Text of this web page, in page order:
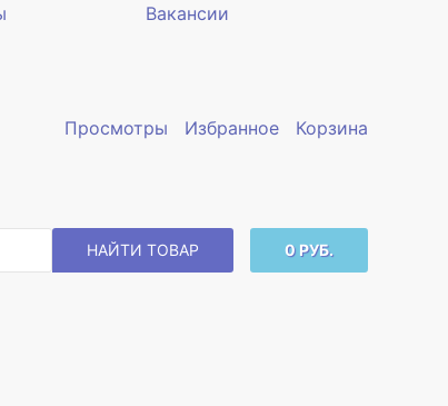
Вакансии
Просмотры Избранное Корзина
НАЙТИ ТОВАР 0 РУБ.